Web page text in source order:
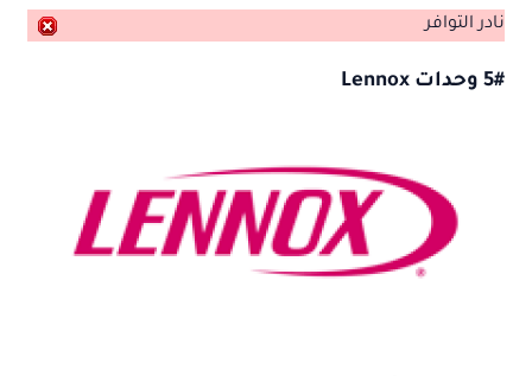
نادر التوافر
5# وحدات Lennox